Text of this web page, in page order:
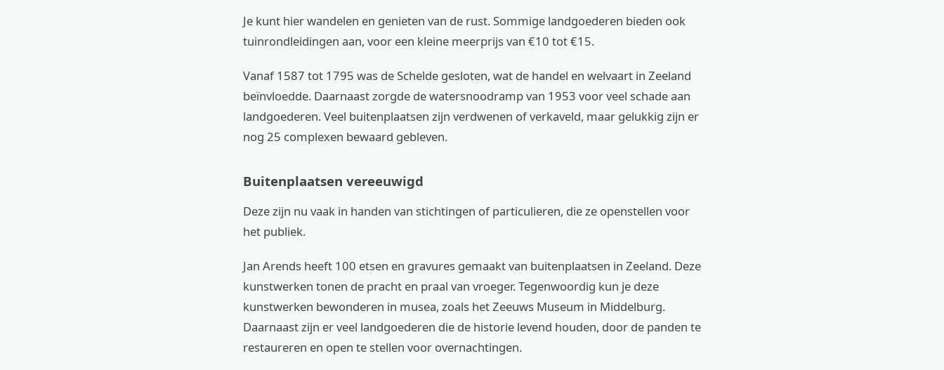
Je kunt hier wandelen en genieten van de rust. Sommige landgoederen bieden ook
tuinrondleidingen aan, voor een kleine meerprijs van €10 tot €15.
Vanaf 1587 tot 1795 was de Schelde gesloten, wat de handel en welvaart in Zeeland
beïnvloedde. Daarnaast zorgde de watersnoodramp van 1953 voor veel schade aan
landgoederen. Veel buitenplaatsen zijn verdwenen of verkaveld, maar gelukkig zijn er
nog 25 complexen bewaard gebleven.
Buitenplaatsen vereeuwigd
Deze zijn nu vaak in handen van stichtingen of particulieren, die ze openstellen voor
het publiek.
Jan Arends heeft 100 etsen en gravures gemaakt van buitenplaatsen in Zeeland. Deze
kunstwerken tonen de pracht en praal van vroeger. Tegenwoordig kun je deze
kunstwerken bewonderen in musea, zoals het Zeeuws Museum in Middelburg.
Daarnaast zijn er veel landgoederen die de historie levend houden, door de panden te
restaureren en open te stellen voor overnachtingen.